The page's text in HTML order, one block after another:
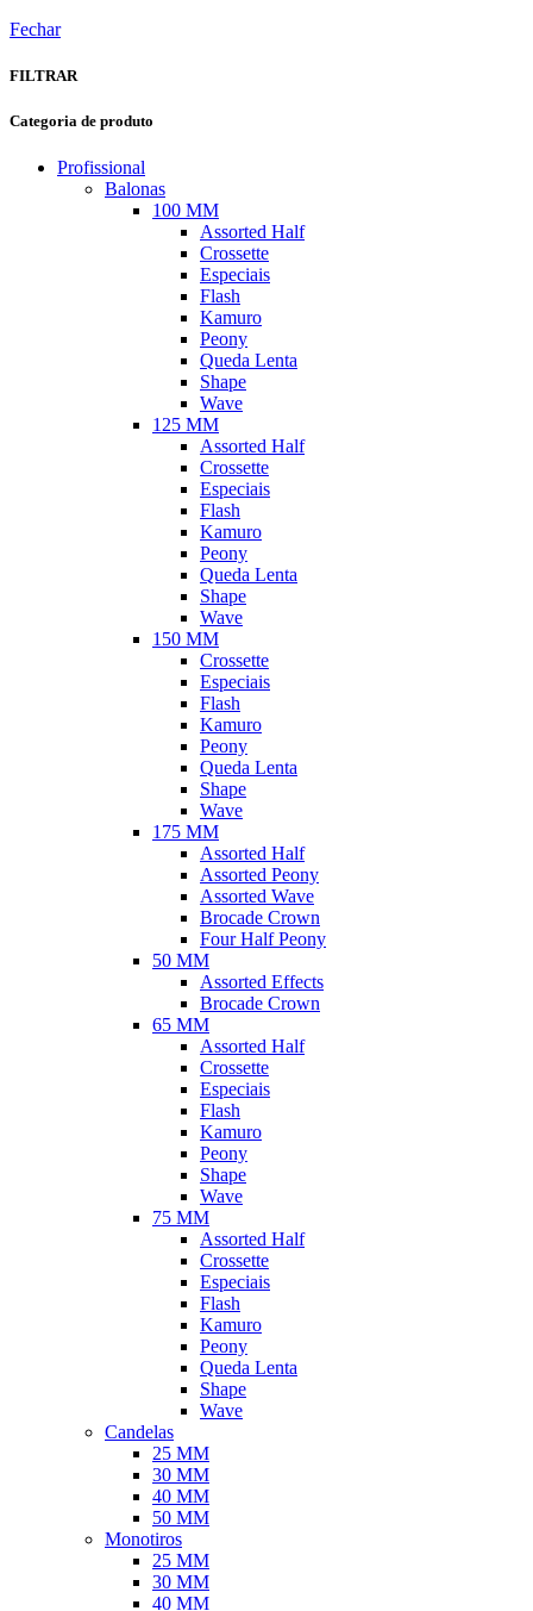
Fechar
FILTRAR
Categoria de produto
Profissional
Balonas
100 MM
Assorted Half
Crossette
Especiais
Flash
Kamuro
Peony
Queda Lenta
Shape
Wave
125 MM
Assorted Half
Crossette
Especiais
Flash
Kamuro
Peony
Queda Lenta
Shape
Wave
150 MM
Crossette
Especiais
Flash
Kamuro
Peony
Queda Lenta
Shape
Wave
175 MM
Assorted Half
Assorted Peony
Assorted Wave
Brocade Crown
Four Half Peony
50 MM
Assorted Effects
Brocade Crown
65 MM
Assorted Half
Crossette
Especiais
Flash
Kamuro
Peony
Shape
Wave
75 MM
Assorted Half
Crossette
Especiais
Flash
Kamuro
Peony
Queda Lenta
Shape
Wave
Candelas
25 MM
30 MM
40 MM
50 MM
Monotiros
25 MM
30 MM
40 MM